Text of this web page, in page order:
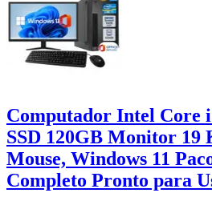
Computador Intel Core
SSD 120GB Monitor 19
Mouse, Windows 11
Completo Pronto para